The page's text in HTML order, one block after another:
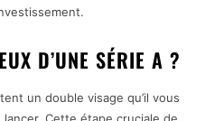
D’UNE SÉRIE A ?
un double visage qu’il vous